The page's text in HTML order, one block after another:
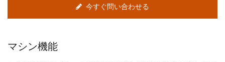
今すぐ問い合わせる
マシン機能